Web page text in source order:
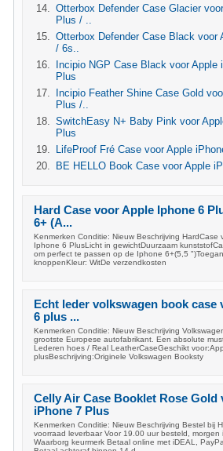
Otterbox Defender Case Glacier
Plus / ..
Otterbox Defender Case Black voor
/ 6s..
Incipio NGP Case Black voor Apple
Plus
Incipio Feather Shine Case Gold
Plus /..
SwitchEasy N+ Baby Pink voor
Plus
LifeProof Fré Case voor Apple
BE HELLO Book Case voor Apple
Hard Case voor Apple Iphone 6
6+ (A...
Kenmerken Conditie: Nieuw Beschrijving
Iphone 6 PlusLicht in gewichtDuurzaam
om perfect te passen op de Iphone 6+(5,5
knoppenKleur: WitDe verzendkosten
Echt leder volkswagen book case
6 plus ...
Kenmerken Conditie: Nieuw Beschrijving
grootste Europese autofabrikant. Een absolute
Lederen hoes / Real LeatherCaseGeschikt
plusBeschrijving:Originele Volkswagen Booksty
Celly Air Case Booklet Rose Gold
iPhone 7 Plus
Kenmerken Conditie: Nieuw Beschrijving Bestel bij
voorraad leverbaar Voor 19.00 uur besteld, morgen
Waarborg keurmerk Betaal online met iDEAL,